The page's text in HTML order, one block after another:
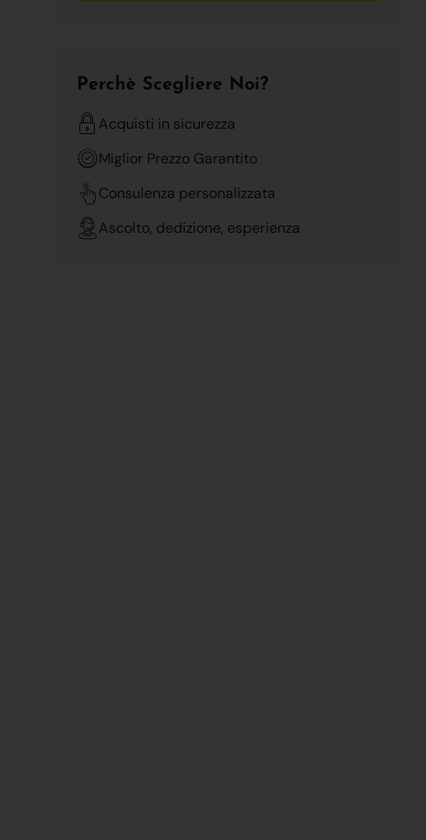
Perchè Scegliere Noi?
Acquisti in sicurezza
Miglior Prezzo Garantito
Consulenza personalizzata
Ascolto, dedizione, esperienza